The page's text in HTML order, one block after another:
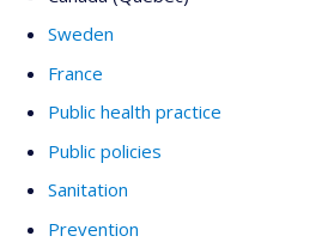
Sweden
France
Public health practice
Public policies
Sanitation
Prevention